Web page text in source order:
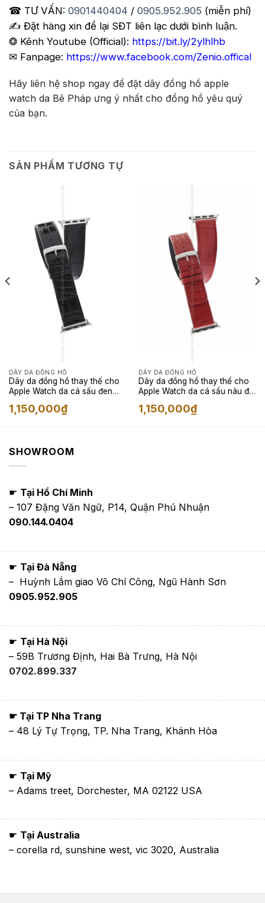
☎ TƯ VẤN: 0901440404 / 0905.952.905 (miễn phí)
✍️ Đặt hàng xin để lại SĐT liên lạc dưới bình luận.
❂ Kênh Youtube (Official): https://bit.ly/2ylhlhb
✉ Fanpage: https://www.facebook.com/Zenio.offical
Hãy liên hệ shop ngay để đặt dây đồng hồ apple
watch da Bê Pháp ưng ý nhất cho đồng hồ yêu quý
của bạn.
SẢN PHẨM TƯƠNG TỰ
DÂY DA ĐỒNG HỒ
Dây da đồng hồ thay thế cho
Apple Watch da cá sấu đen
1,150,000₫
DÂY DA ĐỒNG HỒ
Dây da đồng hồ thay thế cho
Apple Watch da cá sấu nâu đỏ
1,150,000₫
SHOWROOM
☛ Tại Hồ Chí Minh
– 107 Đặng Văn Ngữ, P14, Quận Phú Nhuận
090.144.0404
☛ Tại Đà Nẵng
– Huỳnh Lắm giao Võ Chí Công, Ngũ Hành Sơn
0905.952.905
☛ Tại Hà Nội
– 59B Trương Định, Hai Bà Trưng, Hà Nội
0702.899.337
☛ Tại TP Nha Trang
– 48 Lý Tự Trọng, TP. Nha Trang, Khánh Hòa
☛ Tại Mỹ
– Adams treet, Dorchester, MA 02122 USA
☛ Tại Australia
– corella rd, sunshine west, vic 3020, Australia